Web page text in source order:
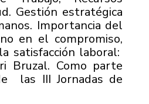
Gestión estratégica
Importancia del
en el compromiso,
satisfacción laboral:
Bruzal. Como parte
las III Jornadas de